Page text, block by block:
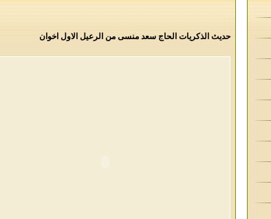
حديث الذكريات الحاج سعد منسى من الرعيل الاول اخوان